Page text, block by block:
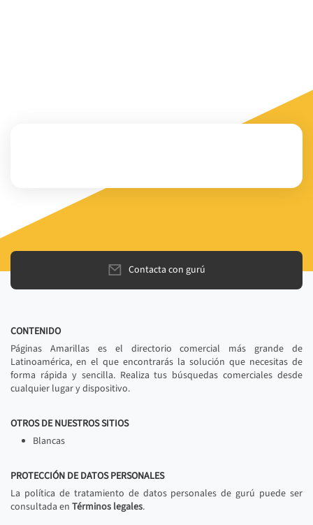
Contacta con gurú
CONTENIDO
Páginas Amarillas es el directorio comercial más grande de
Latinoamérica, en el que encontrarás la solución que necesitas de
forma rápida y sencilla. Realiza tus búsquedas comerciales desde
cualquier lugar y dispositivo.
OTROS DE NUESTROS SITIOS
Blancas
PROTECCIÓN DE DATOS PERSONALES
La política de tratamiento de datos personales de gurú puede ser
consultada en Términos legales.